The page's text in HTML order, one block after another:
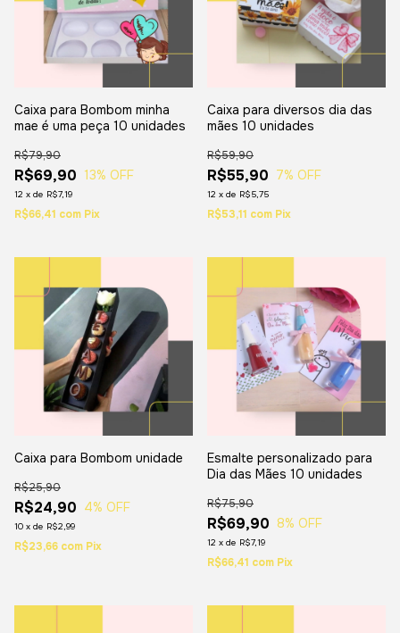
Caixa para Bombom minha
mae é uma peça 10 unidades
R$69,90
R$79,90
13% OFF
12 x de R$7,19
R$66,41 com Pix
Caixa para diversos dia das
mães 10 unidades
R$55,90
R$59,90
7% OFF
12 x de R$5,75
R$53,11 com Pix
Caixa para Bombom unidade
R$24,90
R$25,90
4% OFF
10 x de R$2,99
R$23,66 com Pix
Esmalte personalizado para
Dia das Mães 10 unidades
R$69,90
R$75,90
8% OFF
12 x de R$7,19
R$66,41 com Pix